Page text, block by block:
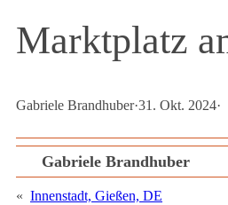
Marktplatz
Gabriele Brandhuber·31. Okt. 2024·
Gabriele Brandhuber
« Innenstadt, Gießen, DE